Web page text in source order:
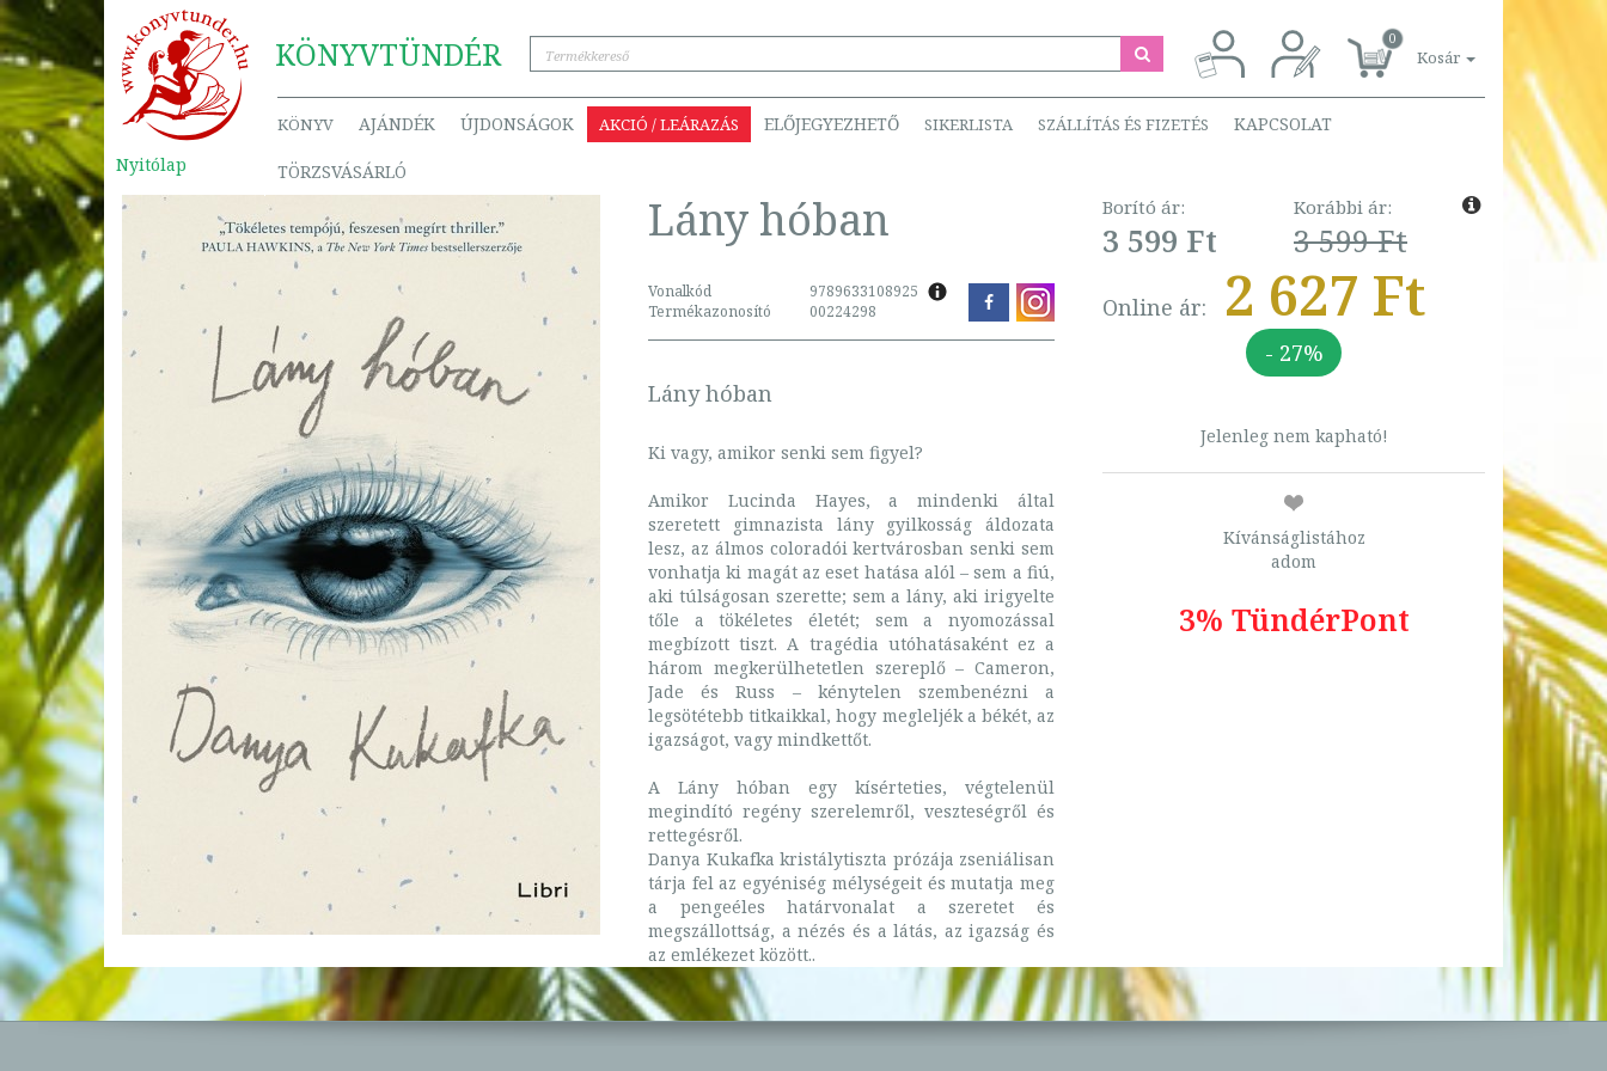
KÖNYVTÜNDÉR 0
Kosár
KÖNYV AJÁNDÉK ÚJDONSÁGOK AKCIÓ / LEÁRAZÁS ELŐJEGYEZHETŐ SIKERLISTA SZÁLLÍTÁS ÉS FIZETÉS KAPCSOLAT
TÖRZSVÁSÁRLÓ
Nyitólap
Lány hóban
Vonalkód
9789633108925
Termékazonosító
00224298
Lány hóban
Ki vagy, amikor senki sem figyel?
Amikor Lucinda Hayes, a mindenki által
szeretett gimnazista lány gyilkosság áldozata
lesz, az álmos coloradói kertvárosban senki sem
vonhatja ki magát az eset hatása alól – sem a fiú,
aki túlságosan szerette; sem a lány, aki irigyelte
tőle a tökéletes életét; sem a nyomozással
megbízott tiszt. A tragédia utóhatásaként ez a
három megkerülhetetlen szereplő – Cameron,
Jade és Russ – kénytelen szembenézni a
legsötétebb titkaikkal, hogy megleljék a békét, az
igazságot, vagy mindkettőt.
A Lány hóban egy kísérteties, végtelenül
megindító regény szerelemről, veszteségről és
rettegésről.
Danya Kukafka kristálytiszta prózája zseniálisan
tárja fel az egyéniség mélységeit és mutatja meg
a pengeéles határvonalat a szeretet és
megszállottság, a nézés és a látás, az igazság és
az emlékezet között..
Borító ár:
3 599 Ft
Korábbi ár:
3 599 Ft
Online ár: 2 627 Ft
- 27%
Jelenleg nem kapható!
Kívánságlistához
adom
3% TündérPont